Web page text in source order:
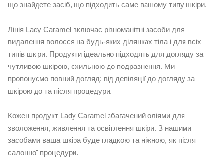
що знайдете засіб, що підходить саме вашому типу шкіри.
Лінія Lady Caramel включає різноманітні засоби для
видалення волосся на будь-яких ділянках тіла і для всіх
типів шкіри. Продукти ідеально підходять для догляду за
чутливою шкірою, схильною до подразнення. Ми
пропонуємо повний догляд: від депіляції до догляду за
шкірою до та після процедури.
Кожен продукт Lady Caramel збагачений оліями для
зволоження, живлення та освітлення шкіри. З нашими
засобами ваша шкіра буде гладкою та ніжною, як після
салонної процедури.